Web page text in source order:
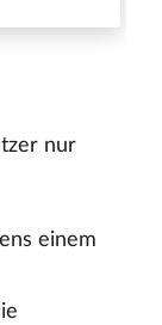
nur
einem